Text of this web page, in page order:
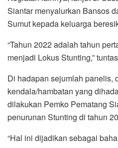
Siantar menyalurkan Bansos
Sumut kepada keluarga
“Tahun 2022 adalah tahun
menjadi Lokus Stunting,”
Di hadapan sejumlah panelis,
kendala/hambatan yang
dilakukan Pemko Pematang
penurunan Stunting di tahun
“Hal ini dijadikan sebagai